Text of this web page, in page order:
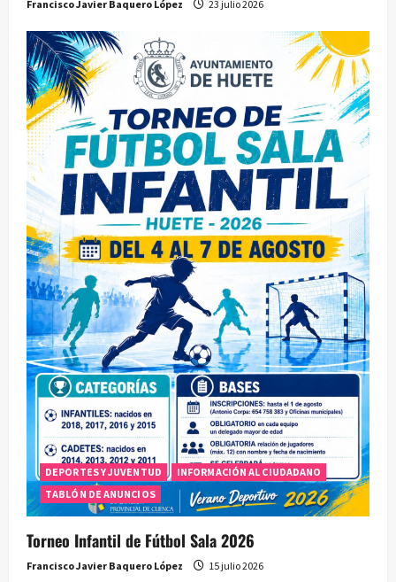
Francisco Javier Baquero López 23 julio 2026
DEPORTES Y JUVENTUD
INFORMACIÓN AL CIUDADANO
TABLÓN DE ANUNCIOS
Torneo Infantil de Fútbol Sala 2026
Francisco Javier Baquero López 15 julio 2026